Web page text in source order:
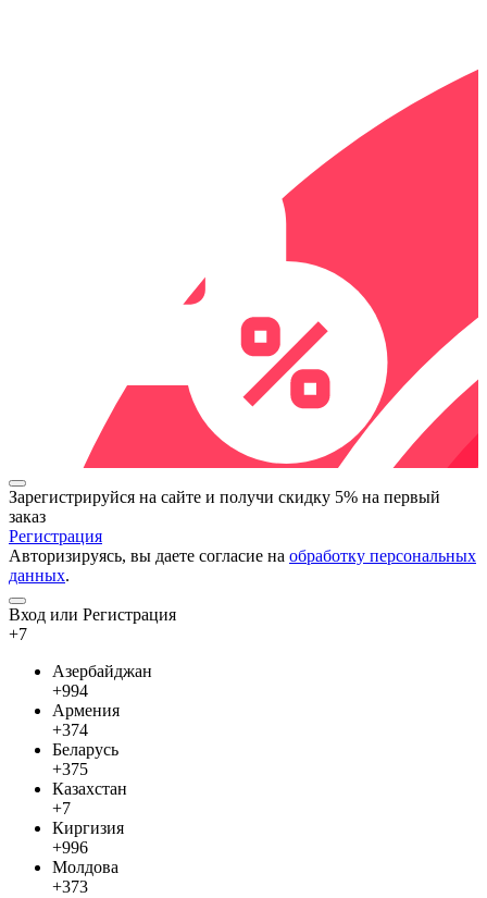
Зарегистрируйся на сайте и получи скидку 5% на первый
заказ
Регистрация
Авторизируясь, вы даете согласие на обработку персональных
данных.
Вход или Регистрация
+7
Азербайджан
+994
Армения
+374
Беларусь
+375
Казахстан
+7
Киргизия
+996
Молдова
+373